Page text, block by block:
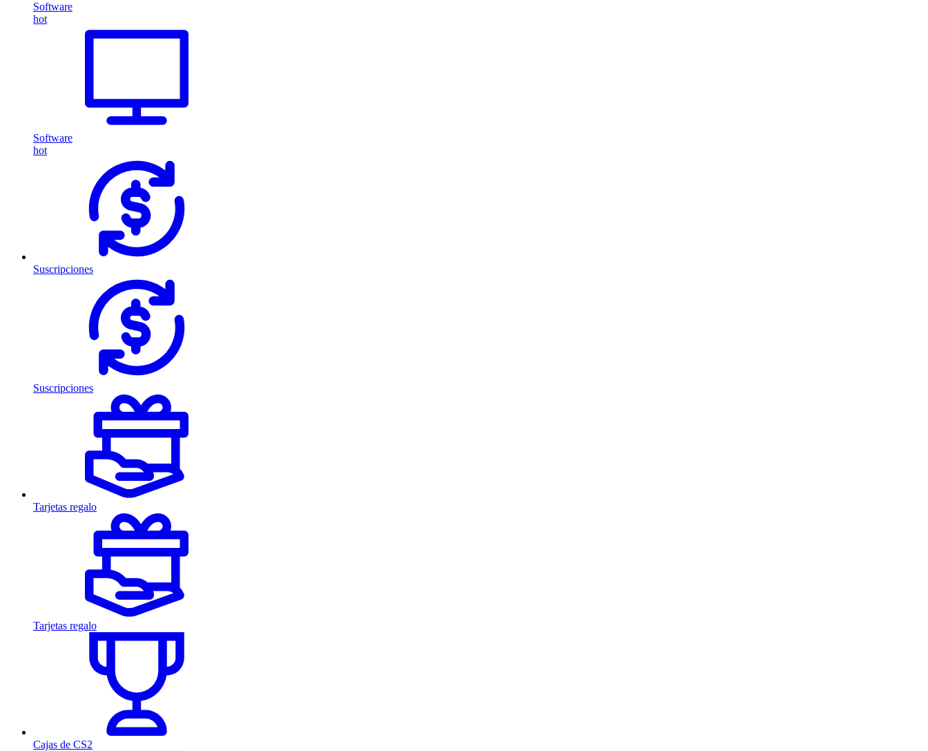
Software
hot
Software
hot
Suscripciones
Suscripciones
Tarjetas regalo
Tarjetas regalo
Cajas de CS2